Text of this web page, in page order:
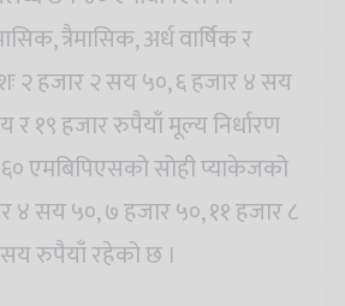
त्रैमासिक, अर्ध वार्षिक र
२ हजार २ सय ५०, ६ हजार ४ सय
र १९ हजार रुपैयाँ मूल्य निर्धारण
एमबिपिएसको सोही प्याकेजको
४ सय ५०, ७ हजार ५०, ११ हजार ८
रुपैयाँ रहेको छ ।